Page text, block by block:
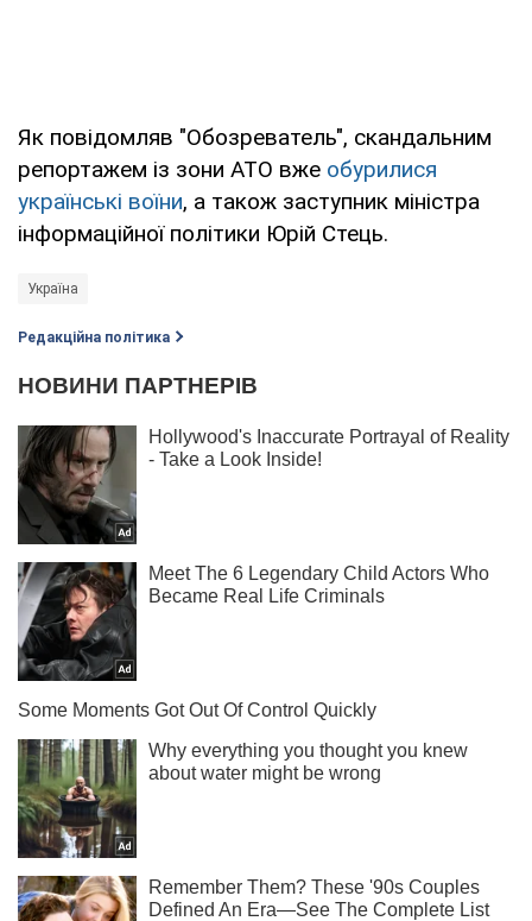
Як повідомляв "Обозреватель", скандальним
репортажем із зони АТО вже обурилися
українські воїни, а також заступник міністра
інформаційної політики Юрій Стець.
Україна
Редакційна політика